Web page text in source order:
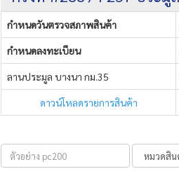
กำหนดวันตรวจสภาพสินค้า
กำหนดลงทะเบียน
ลานประมูล บางนา กม.35
ดาวน์โหลดรายการสินค้า